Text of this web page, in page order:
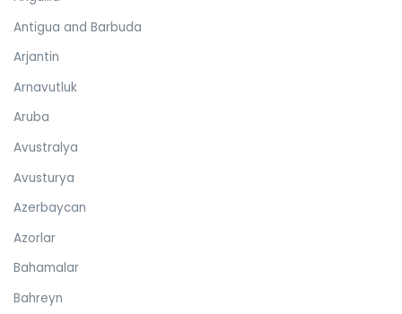
Antigua and Barbuda
Arjantin
Arnavutluk
Aruba
Avustralya
Avusturya
Azerbaycan
Azorlar
Bahamalar
Bahreyn